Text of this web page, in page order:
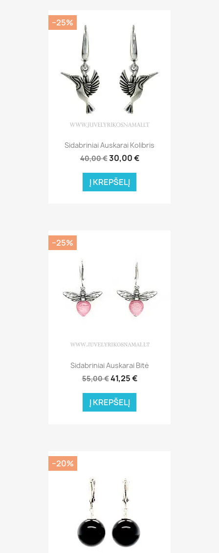
Sidabriniai Auskarai Kolibris
40,00 €30,00 €
Į KREPŠELĮ
−25%
Sidabriniai Auskarai Bitė
55,00 €41,25 €
Į KREPŠELĮ
−25%
−20%